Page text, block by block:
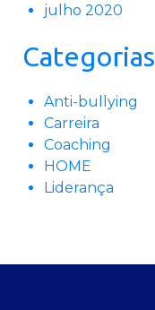
julho 2020
Categorias
Anti-bullying
Carreira
Coaching
HOME
Liderança